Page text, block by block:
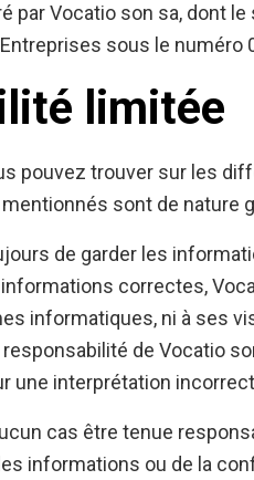
par Vocatio son sa, dont
sous le numéro
limitée
pouvez trouver sur les
sont de nature
de garder les
correctes,
informatiques, ni à ses
responsabilité de Vocatio
une interprétation
cas être tenue
informations ou de la